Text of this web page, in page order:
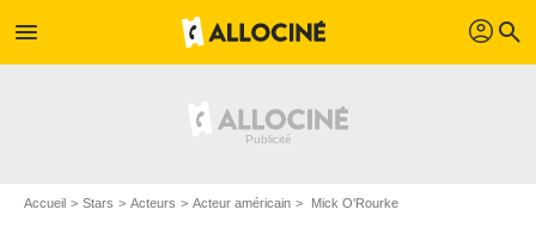
menu profil search
Accueil Stars Acteurs Acteur américain Mick O'Rourke